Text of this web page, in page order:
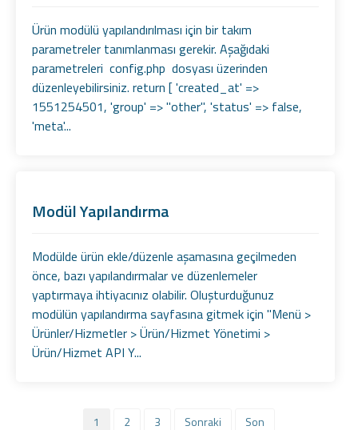
Ürün modülü yapılandırılması için bir takım
parametreler tanımlanması gerekir. Aşağıdaki
parametreleri config.php dosyası üzerinden
düzenleyebilirsiniz. return [ 'created_at' =>
1551254501, 'group' => "other", 'status' => false,
'meta'...
Modül Yapılandırma
Modülde ürün ekle/düzenle aşamasına geçilmeden
önce, bazı yapılandırmalar ve düzenlemeler
yaptırmaya ihtiyacınız olabilir. Oluşturduğunuz
modülün yapılandırma sayfasına gitmek için "Menü >
Ürünler/Hizmetler > Ürün/Hizmet Yönetimi >
Ürün/Hizmet API Y...
1 2 3 Sonraki Son